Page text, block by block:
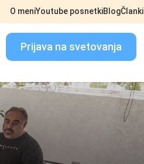
O meniYoutube posnetkiBlogČlanki
Prijava na svetovanja